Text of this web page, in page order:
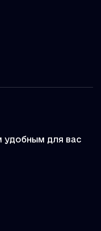
удобным для вас